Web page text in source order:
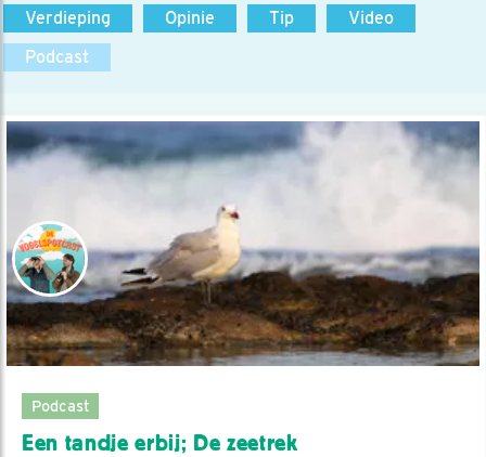
Verdieping
Opinie Tip
Video
Podcast
Podcast
Een tandje erbij; De zeetrek